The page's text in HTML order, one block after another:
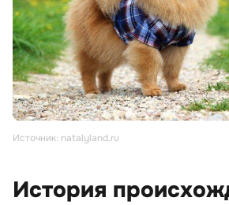
Источник: natalyland.ru
История